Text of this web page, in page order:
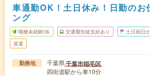
車通勤OK！土日休み！日勤のお
ング
職種未経験OK 交通費別途支給あり 土日祝日
派遣
勤務地 千葉県千葉市稲毛区
四街道駅から車10分